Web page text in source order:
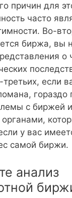
причин для
часто
Во-
биржа, вы
о
если
с биржей
у вас
самой биржи.
анализ